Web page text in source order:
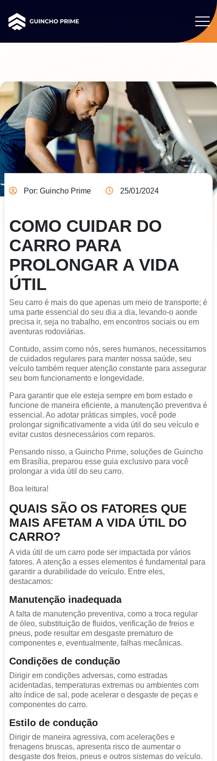
Por: Guincho Prime 25/01/2024
COMO CUIDAR DO
CARRO PARA
PROLONGAR A VIDA
ÚTIL
Seu carro é mais do que apenas um meio de transporte; é
uma parte essencial do seu dia a dia, levando-o aonde
precisa ir, seja no trabalho, em encontros sociais ou em
aventuras rodoviárias.
Contudo, assim como nós, seres humanos, necessitamos
de cuidados regulares para manter nossa saúde, seu
veículo também requer atenção constante para assegurar
seu bom funcionamento e longevidade.
Para garantir que ele esteja sempre em bom estado e
funcione de maneira eficiente, a manutenção preventiva é
essencial. Ao adotar práticas simples, você pode
prolongar significativamente a vida útil do seu veículo e
evitar custos desnecessários com reparos.
Pensando nisso, a Guincho Prime, soluções de Guincho
em Brasília, preparou esse guia exclusivo para você
prolongar a vida útil do seu carro.
Boa leitura!
QUAIS SÃO OS FATORES QUE
MAIS AFETAM A VIDA ÚTIL DO
CARRO?
A vida útil de um carro pode ser impactada por vários
fatores. A atenção a esses elementos é fundamental para
garantir a durabilidade do veículo. Entre eles,
destacamos:
Manutenção inadequada
A falta de manutenção preventiva, como a troca regular
de óleo, substituição de fluidos, verificação de freios e
pneus, pode resultar em desgaste prematuro de
componentes e, eventualmente, falhas mecânicas.
Condições de condução
Dirigir em condições adversas, como estradas
acidentadas, temperaturas extremas ou ambientes com
alto índice de sal, pode acelerar o desgaste de peças e
componentes do carro.
Estilo de condução
Dirigir de maneira agressiva, com acelerações e
frenagens bruscas, apresenta risco de aumentar o
desgaste dos freios, pneus e outros sistemas do veículo.